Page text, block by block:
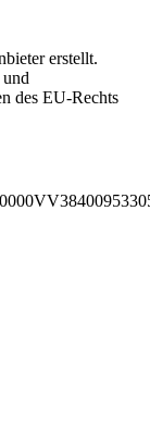
erstellt.
des EU-Rechts